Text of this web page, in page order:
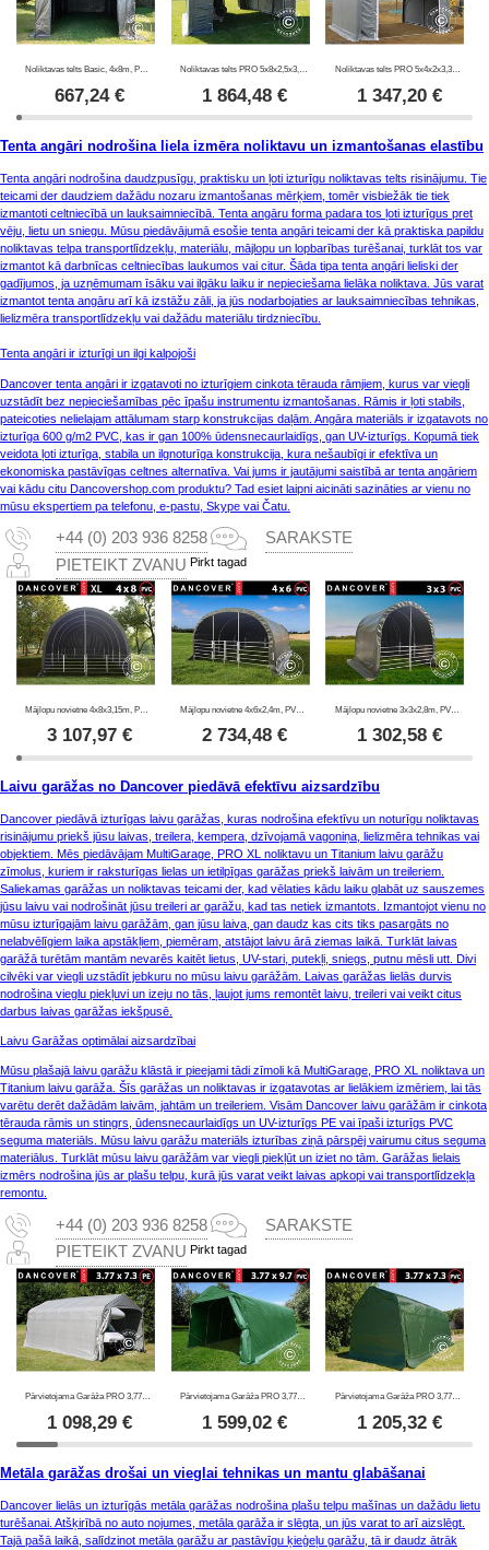
Noliktavas telts Basic, 4x8m, PE 300, Pelēks
667,24€
Noliktavas telts PRO 5x8x2,5x3,89m, PVC, Pelēks
1 864,48€
Noliktavas telts PRO 5x4x2x3,39m, PVC, Pelēks
1 347,20€
Tenta angāri nodrošina liela izmēra noliktavu un izmantošanas elastību
Tenta angāri nodrošina daudzpusīgu, praktisku un ļoti izturīgu noliktavas telts risinājumu. Tie
teicami der daudziem dažādu nozaru izmantošanas mērķiem, tomēr visbiežāk tie tiek
izmantoti celtniecībā un lauksaimniecībā. Tenta angāru forma padara tos ļoti izturīgus pret
vēju, lietu un sniegu. Mūsu piedāvājumā esošie tenta angāri teicami der kā praktiska papildu
noliktavas telpa transportlīdzekļu, materiālu, mājlopu un lopbarības turēšanai, turklāt tos var
izmantot kā darbnīcas celtniecības laukumos vai citur. Šāda tipa tenta angāri lieliski der
gadījumos, ja uzņēmumam īsāku vai ilgāku laiku ir nepieciešama lielāka noliktava. Jūs varat
izmantot tenta angāru arī kā izstāžu zāli, ja jūs nodarbojaties ar lauksaimniecības tehnikas,
lielizmēra transportlīdzekļu vai dažādu materiālu tirdzniecību.
Tenta angāri ir izturīgi un ilgi kalpojoši
Dancover tenta angāri ir izgatavoti no izturīgiem cinkota tērauda rāmjiem, kurus var viegli
uzstādīt bez nepieciešamības pēc īpašu instrumentu izmantošanas. Rāmis ir ļoti stabils,
pateicoties nelielajam attālumam starp konstrukcijas daļām. Angāra materiāls ir izgatavots no
izturīga 600 g/m2 PVC, kas ir gan 100% ūdensnecaurlaidīgs, gan UV-izturīgs. Kopumā tiek
veidota ļoti izturīga, stabila un ilgnoturīga konstrukcija, kura nešaubīgi ir efektīva un
ekonomiska pastāvīgas celtnes alternatīva. Vai jums ir jautājumi saistībā ar tenta angāriem
vai kādu citu Dancovershop.com produktu? Tad esiet laipni aicināti sazināties ar vienu no
mūsu ekspertiem pa telefonu, e-pastu, Skype vai Čatu.
+44 (0) 203 936 8258
SARAKSTE
PIETEIKT ZVANU Pirkt tagad
3 107,97 €
Mājlopu novietne 4x6x2,4m, PVC, Zaļa
2 734,48€
Mājlopu novietne 3x3x2,8m, PVC, Zaļa
1 302,58€
Laivu garāžas no Dancover piedāvā efektīvu aizsardzību
Dancover piedāvā izturīgas laivu garāžas, kuras nodrošina efektīvu un noturīgu noliktavas
risinājumu priekš jūsu laivas, treilera, kempera, dzīvojamā vagoniņa, lielizmēra tehnikas vai
objektiem. Mēs piedāvājam MultiGarage, PRO XL noliktavu un Titanium laivu garāžu
zīmolus, kuriem ir raksturīgas lielas un ietilpīgas garāžas priekš laivām un treileriem.
Saliekamas garāžas un noliktavas teicami der, kad vēlaties kādu laiku glabāt uz sauszemes
jūsu laivu vai nodrošināt jūsu treileri ar garāžu, kad tas netiek izmantots. Izmantojot vienu no
mūsu izturīgajām laivu garāžām, gan jūsu laiva, gan daudz kas cits tiks pasargāts no
nelabvēlīgiem laika apstākļiem, piemēram, atstājot laivu ārā ziemas laikā. Turklāt laivas
garāžā turētām mantām nevarēs kaitēt lietus, UV-stari, putekļi, sniegs, putnu mēsli utt. Divi
cilvēki var viegli uzstādīt jebkuru no mūsu laivu garāžām. Laivas garāžas lielās durvis
nodrošina vieglu piekļuvi un izeju no tās, ļaujot jums remontēt laivu, treileri vai veikt citus
darbus laivas garāžas iekšpusē.
Laivu Garāžas optimālai aizsardzībai
Mūsu plašajā laivu garāžu klāstā ir pieejami tādi zīmoli kā MultiGarage, PRO XL noliktava un
Titanium laivu garāža. Šīs garāžas un noliktavas ir izgatavotas ar lielākiem izmēriem, lai tās
varētu derēt dažādām laivām, jahtām un treileriem. Visām Dancover laivu garāžām ir cinkota
tērauda rāmis un stingrs, ūdensnecaurlaidīgs un UV-izturīgs PE vai īpaši izturīgs PVC
seguma materiāls. Mūsu laivu garāžu materiāls izturības ziņā pārspēj vairumu citus seguma
materiālus. Turklāt mūsu laivu garāžām var viegli piekļūt un iziet no tām. Garāžas lielais
izmērs nodrošina jūs ar plašu telpu, kurā jūs varat veikt laivas apkopi vai transportlīdzekļa
remontu.
+44 (0) 203 936 8258
SARAKSTE
PIETEIKT ZVANU Pirkt tagad
Pārvietojama Garāža PRO 3,77x7,3x3,18m PE, Pelēks
1 098,29 €
Pārvietojama Garāža PRO 3,77x9,7x3,18m PVC, Zaļš
1 599,02€
Pārvietojama Garāža PRO 3,77x7,3x3,18m, PVC, Zaļš
1 205,32€
Metāla garāžas drošai un vieglai tehnikas un mantu glabāšanai
Dancover lielās un izturīgās metāla garāžas nodrošina plašu telpu mašīnas un dažādu lietu
turēšanai. Atšķirībā no auto nojumes, metāla garāža ir slēgta, un jūs varat to arī aizslēgt.
Tajā pašā laikā, salīdzinot metāla garāžu ar pastāvīgu ķieģeļu garāžu, tā ir daudz ātrāk